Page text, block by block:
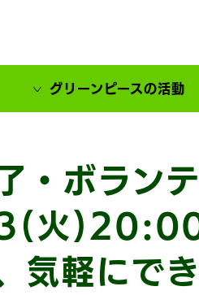
グリーンピースの活動
・ボラン
火)20:00-
気軽にで